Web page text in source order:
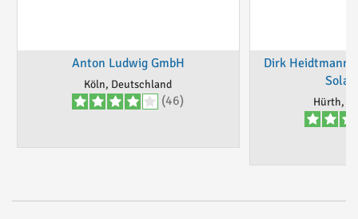
Anton Ludwig GmbH
Köln, Deutschland
(46)
Dirk Heidtmann
Hürth,